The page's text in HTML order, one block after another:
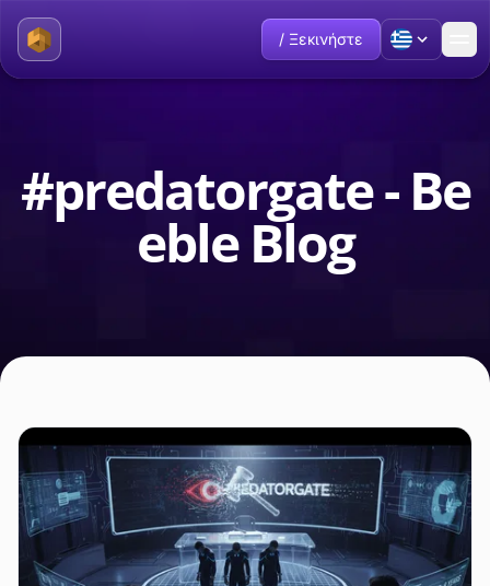
/ Ξεκινήστε
#predatorgate - Be
eble Blog